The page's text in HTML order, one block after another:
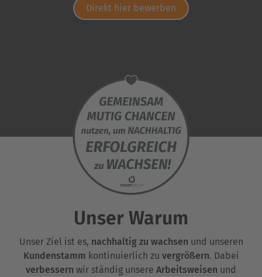
Direkt hier bewerben
Unser Warum
Unser Ziel ist es, nachhaltig zu wachsen und unseren
Kundenstamm kontinuierlich zu vergrößern. Dabei
verbessern wir ständig unsere Arbeitsweisen und